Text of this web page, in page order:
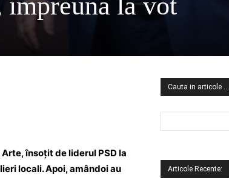
însoțit de liderul PSD la
locali. Apoi, amândoi au
Cauta in articole …
Articole Recente: